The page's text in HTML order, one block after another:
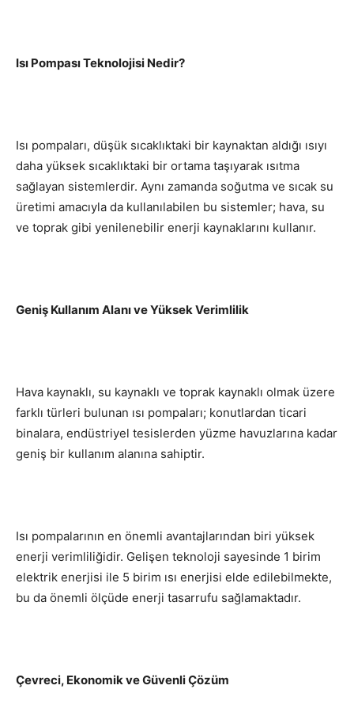
Isı Pompası Teknolojisi Nedir?
Isı pompaları, düşük sıcaklıktaki bir kaynaktan aldığı ısıyı
daha yüksek sıcaklıktaki bir ortama taşıyarak ısıtma
sağlayan sistemlerdir. Aynı zamanda soğutma ve sıcak su
üretimi amacıyla da kullanılabilen bu sistemler; hava, su
ve toprak gibi yenilenebilir enerji kaynaklarını kullanır.
Geniş Kullanım Alanı ve Yüksek Verimlilik
Hava kaynaklı, su kaynaklı ve toprak kaynaklı olmak üzere
farklı türleri bulunan ısı pompaları; konutlardan ticari
binalara, endüstriyel tesislerden yüzme havuzlarına kadar
geniş bir kullanım alanına sahiptir.
Isı pompalarının en önemli avantajlarından biri yüksek
enerji verimliliğidir. Gelişen teknoloji sayesinde 1 birim
elektrik enerjisi ile 5 birim ısı enerjisi elde edilebilmekte,
bu da önemli ölçüde enerji tasarrufu sağlamaktadır.
Çevreci, Ekonomik ve Güvenli Çözüm